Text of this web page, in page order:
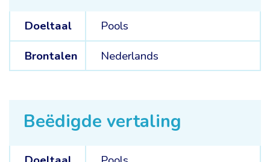
Doeltaal
Pools
Brontalen
Nederlands
Beëdigde vertaling